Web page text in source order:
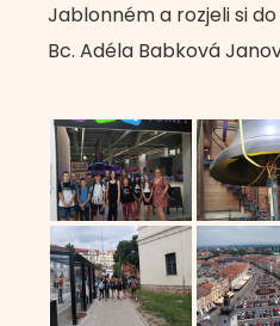
Jablonném a rozjeli si
Bc. Adéla Babková